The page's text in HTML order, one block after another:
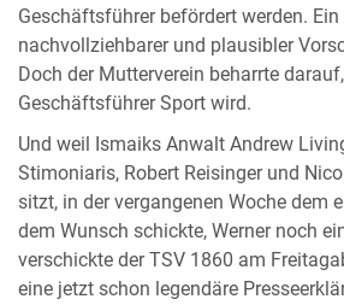
Geschäftsführer befördert werden.
nachvollziehbarer und plausibler
Doch der Mutterverein beharrte
Geschäftsführer Sport wird.
Und weil Ismaiks Anwalt Andrew
Stimoniaris, Robert Reisinger und
sitzt, in der vergangenen Woche dem
dem Wunsch schickte, Werner noch
verschickte der TSV 1860 am
eine jetzt schon legendäre